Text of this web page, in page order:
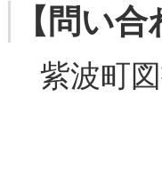
【問い合
紫波町図